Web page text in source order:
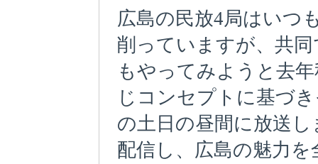
広島の民放4局はいつ
削っていますが、共
もやってみようと去
じコンセプトに基づ
の土日の昼間に放送
配信し、広島の魅力